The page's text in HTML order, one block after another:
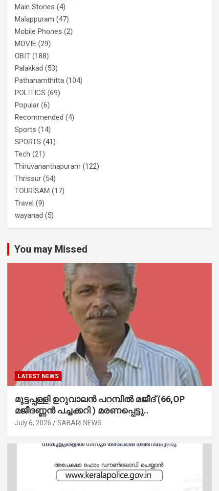
Main Stories (4)
Malappuram (47)
Mobile Phones (2)
MOVIE (29)
OBIT (188)
Palakkad (53)
Pathanamthitta (104)
POLITICS (69)
Popular (6)
Recommended (4)
Sports (14)
SPORTS (41)
Tech (21)
Thiruvananthapuram (122)
Thrissur (54)
TOURISAM (17)
Travel (9)
wayanad (5)
You may Missed
LATEST NEWS
മുട്ടപ്പള്ളി ഉറുവാലൻ പറമ്പിൽ മജീദ് (66,OP
മജീദണ്ണൻ പച്ചക്കറി ) മരണപ്പെട്ടു..
July 6, 2026 SABARI NEWS